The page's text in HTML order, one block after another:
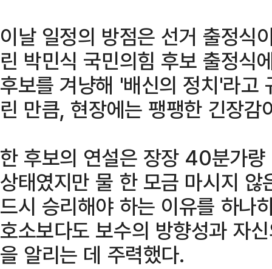
이날 일정의 방점은 선거 출정식
린 박민식 국민의힘 후보 출정식
후보를 겨냥해 '배신의 정치'라고
린 만큼, 현장에는 팽팽한 긴장감
한 후보의 연설은 장장 40분가
상태였지만 물 한 모금 마시지
드시 승리해야 하는 이유를 하나
호소보다도 보수의 방향성과 자
을 알리는 데 주력했다.